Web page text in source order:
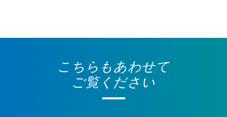
こちらもあわせて
ご覧ください